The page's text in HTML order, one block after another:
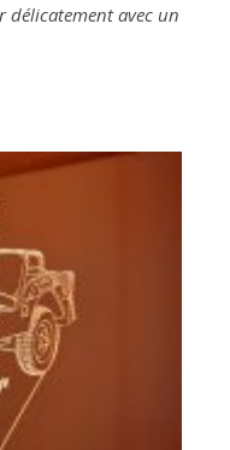
délicatement avec un